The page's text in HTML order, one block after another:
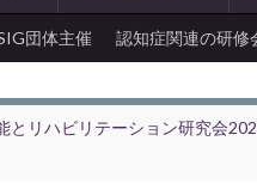
団体主催 認知症関連の研
とリハビリテーション研究会